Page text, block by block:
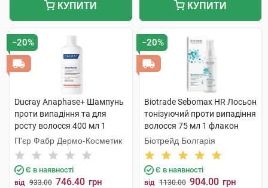
КУПИТИ КУПИТИ
−20%
Ducray Anaphase+ Шампунь
проти випадіння та для
росту волосся 400 мл 1
флакон
П'єр Фабр Дермо-Косметик
Є в наявності
від 933.00 746.40 грн
−20%
Biotrade Sebomax HR Лосьон
тонізуючий проти випадіння
волосся 75 мл 1 флакон
Біотрейд Болгарія
Є в наявності
від 1130.00 904.00 грн